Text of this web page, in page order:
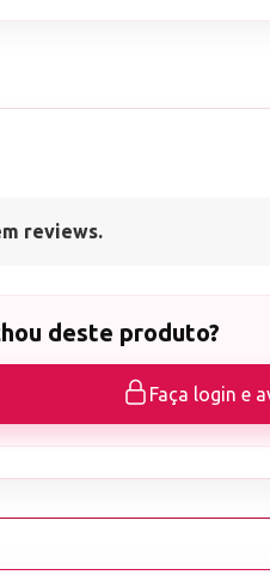
reviews.
deste produto?
Faça login e